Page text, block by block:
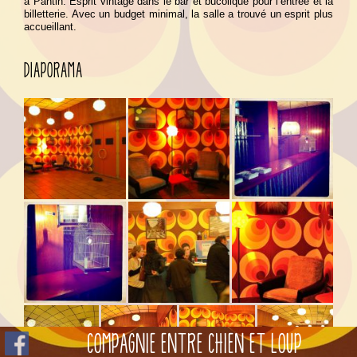
billetterie. Avec un budget minimal, la salle a trouvé un esprit plus
accueillant.
DIAPORAMA
COMPAGNIE ENTRE CHIEN ET LOUP